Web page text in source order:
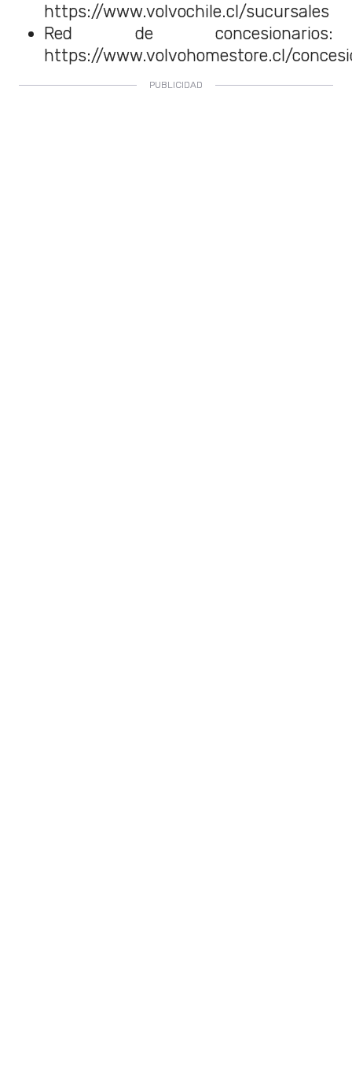
https://www.volvochile.cl/sucursales
Red de concesionarios:
https://www.volvohomestore.cl/